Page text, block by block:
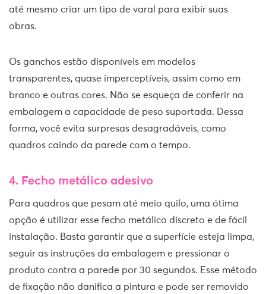
até mesmo criar um tipo de varal para exibir suas
obras.
Os ganchos estão disponíveis em modelos
transparentes, quase imperceptíveis, assim como em
branco e outras cores. Não se esqueça de conferir na
embalagem a capacidade de peso suportada. Dessa
forma, você evita surpresas desagradáveis, como
quadros caindo da parede com o tempo.
4. Fecho metálico adesivo
Para quadros que pesam até meio quilo, uma ótima
opção é utilizar esse fecho metálico discreto e de fácil
instalação. Basta garantir que a superfície esteja limpa,
seguir as instruções da embalagem e pressionar o
produto contra a parede por 30 segundos. Esse método
de fixação não danifica a pintura e pode ser removido